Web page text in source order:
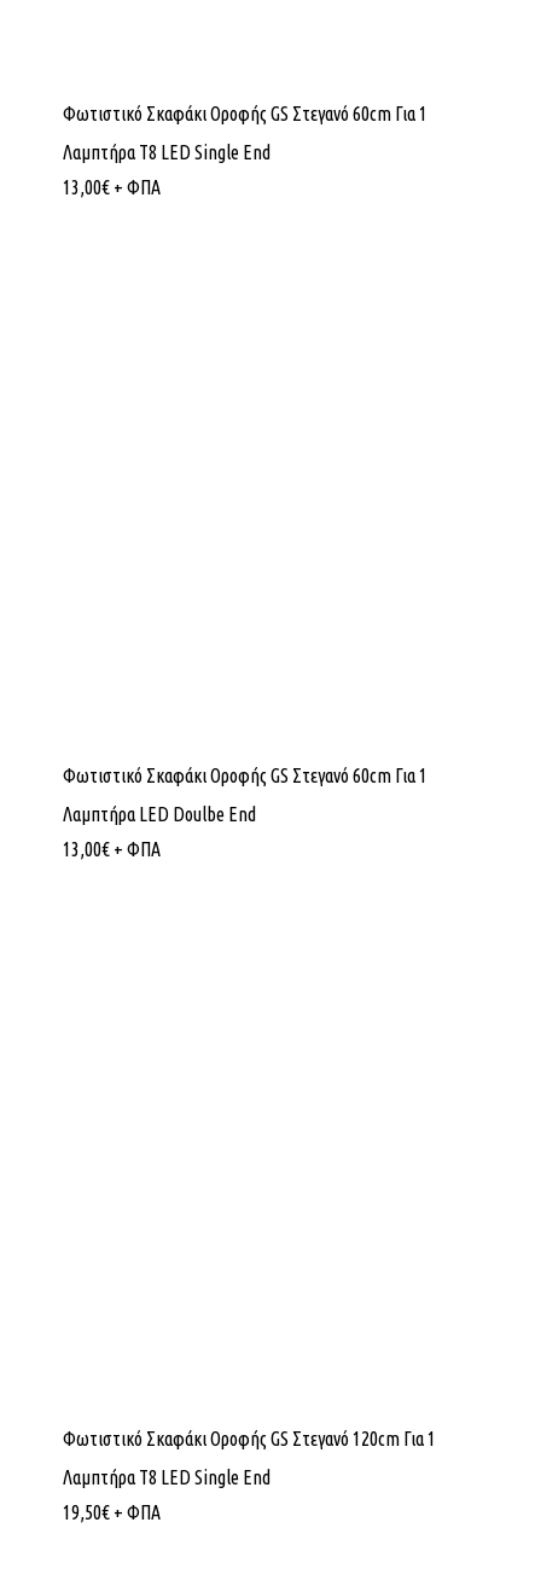
Φωτιστικό Σκαφάκι Οροφής GS Στεγανό 60cm Για 1
Λαμπτήρα T8 LED Single End
13,00€ + ΦΠΑ
Φωτιστικό Σκαφάκι Οροφής GS Στεγανό 60cm Για 1
Λαμπτήρα LED Doulbe End
13,00€ + ΦΠΑ
Φωτιστικό Σκαφάκι Οροφής GS Στεγανό 120cm Για 1
Λαμπτήρα T8 LED Single End
19,50€ + ΦΠΑ